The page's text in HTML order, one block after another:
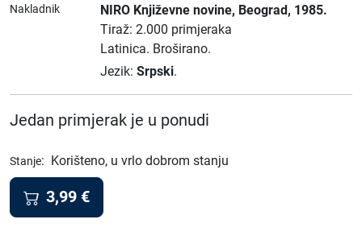
Nakladnik NIRO Književne novine, Beograd, 1985.
Tiraž: 2.000 primjeraka
Latinica. Broširano.
Jezik: Srpski.
Jedan primjerak je u ponudi
Stanje: Korišteno, u vrlo dobrom stanju
3,99 €